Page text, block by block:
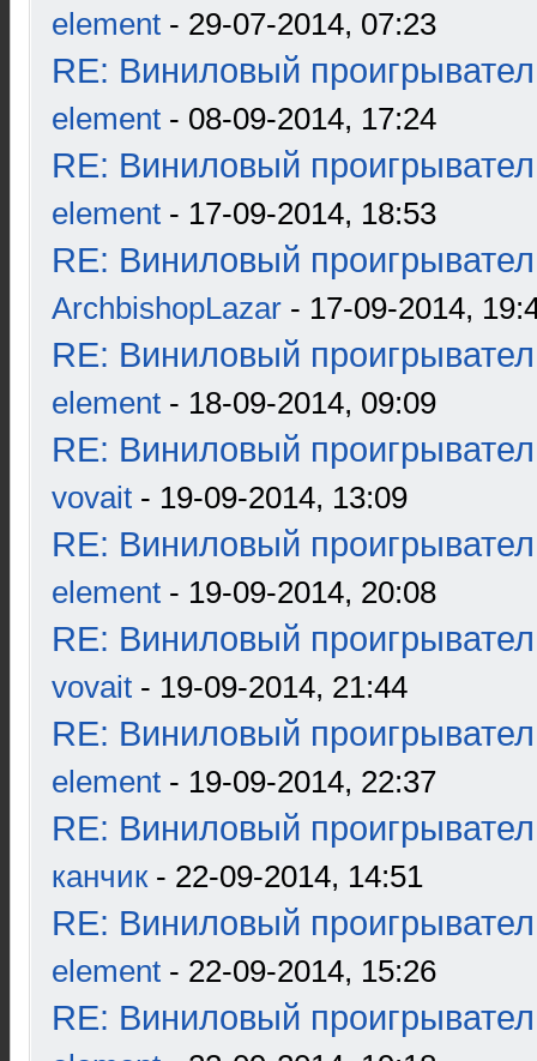
element - 29-07-2014, 07:23
RE: Виниловый
element - 08-09-2014, 17:24
RE: Виниловый
element - 17-09-2014, 18:53
RE: Виниловый
ArchbishopLazar - 17-09-2014,
RE: Виниловый
element - 18-09-2014, 09:09
RE: Виниловый
vovait - 19-09-2014, 13:09
RE: Виниловый
element - 19-09-2014, 20:08
RE: Виниловый
vovait - 19-09-2014, 21:44
RE: Виниловый
element - 19-09-2014, 22:37
RE: Виниловый
канчик- 22-09-2014, 14:51
RE: Виниловый
element - 22-09-2014, 15:26
RE: Виниловый